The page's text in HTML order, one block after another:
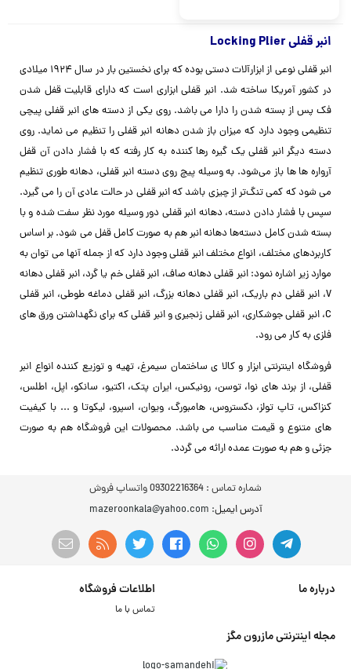
انبر قفلی Locking Plier
انبر قفلی نوعی از ابزارآلات دستی بوده که برای نخستین بار در سال ۱۹۲۴ میلادی
در کشور آمریکا ساخته شد. انبر قفلی ابزاری است که دارای قابلیت قفل شدن
فک پس از بسته شدن را دارا می باشد. روی یکی از دسته ‌های انبر قفلی پیچی
تنظیمی وجود دارد که میزان باز شدن دهانه انبر قفلی را تنظیم می نماید. روی
دسته دیگر انبر قفلی یک گیره رها کننده به کار رفته که با فشار دادن آن قفل
آرواره ها ها باز می‌شود. به وسیله پیچ روی دسته انبر قفلی، دهانه طوری تنظیم
می شود که کمی تنگ‌تر از چیزی باشد که انبر قفلی در حالت عادی آن را می گیرد.
سپس با فشار دادن دسته، دهانه انبر قفلی دور وسیله مورد نظر سفت شده و با
بسته شدن کامل دسته‌ها دهانه انبر هم به صورت کامل قفل می شود. بر اساس
کاربرد‌های مختلف، انواع مختلف انبر قفلی وجود دارد که از جمله آنها می توان به
موارد زیر اشاره نمود: انبر قفلی دهانه صاف، انبر قفلی خم یا گرد، انبر قفلی دهانه
V، انبر قفلی دم باریک، انبر قفلی دهانه بزرگ، انبر قفلی دماغه طوطی، انبر قفلی
C، انبر قفلی جوشکاری، انبر قفلی زنجیری و انبر قفلی که برای نگهداشتن ورق های
فلزی به کار می رود.
فروشگاه اینترنتی ابزار و کالا ی ساختمان سیمرغ، تهیه و توزیع کننده انواع انبر
قفلی، از برند های نوا، توسن، رونیکس، ایران پتک، اکتیو، سانکو، اپل، اطلس،
کنزاکس، تاپ تولز، دکستروس، هامبورگ، ویوان، اسپرو، لیکوتا و ... با کیفیت
های متنوع و قیمت مناسب می باشد. محصولات این فروشگاه هم به صورت
جزئی و هم به صورت عمده ارائه می گردد.
شماره تماس : 09302216364 واتساپ فروش
آدرس ایمیل: mazeroonkala@yahoo.com
درباره ما اطلاعات فروشگاه
تماس با ما
مجله اینترنتی مازرون مگز